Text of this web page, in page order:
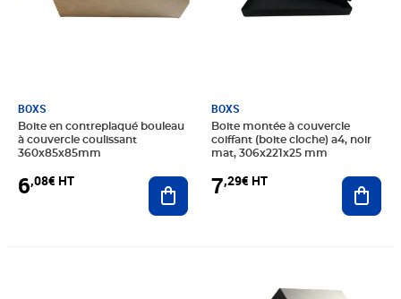
BOXS
Boite en contreplaqué bouleau
à couvercle coulissant
360x85x85mm
6,08€ HT Ajouter au panier
BOXS
Boite montée à couvercle
coiffant (boite cloche) a4, noir
mat, 306x221x25 mm
7,29€ HT